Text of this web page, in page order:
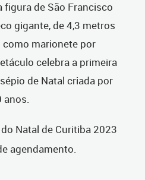
figura de São Francisco
gigante, de 4,3 metros
marionete por
celebra a primeira
de Natal criada por
anos.
Natal de Curitiba 2023
agendamento.